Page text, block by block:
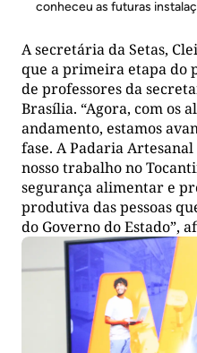
conheceu as futuras
A secretária da Setas,
que a primeira etapa do
de professores da
Brasília. “Agora, com os
andamento, estamos
fase. A Padaria
nosso trabalho no
segurança alimentar e
produtiva das pessoas
do Governo do Estado”,